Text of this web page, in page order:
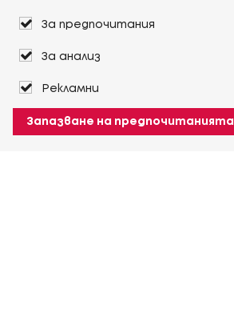
За предпочитания
За анализ
Рекламни
Запазване на предпочитанията